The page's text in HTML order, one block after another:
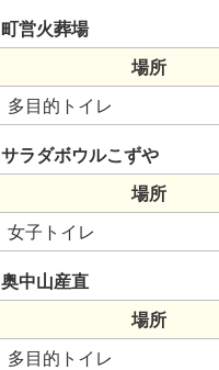
町営火葬場
場所
多目的トイレ
サラダボウルこずや
場所
女子トイレ
奥中山産直
場所
多目的トイレ